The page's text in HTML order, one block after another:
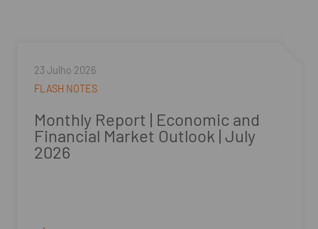
23 Julho 2026
FLASH NOTES
Monthly Report | Economic and
Financial Market Outlook | July
2026